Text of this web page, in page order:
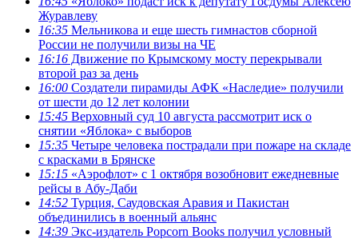
Журавлеву
16:35 Мельникова и еще шесть гимнастов сборной
России не получили визы на ЧЕ
16:16 Движение по Крымскому мосту перекрывали
второй раз за день
16:00 Создатели пирамиды АФК «Наследие» получили
от шести до 12 лет колонии
15:45 Верховный суд 10 августа рассмотрит иск о
снятии «Яблока» с выборов
15:35 Четыре человека пострадали при пожаре на складе
с красками в Брянске
15:15 «Аэрофлот» с 1 октября возобновит ежедневные
рейсы в Абу-Даби
14:52 Турция, Саудовская Аравия и Пакистан
объединились в военный альянс
14:39 Экс-издатель Popcorn Books получил условный